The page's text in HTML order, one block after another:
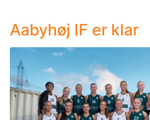
Aabyhøj IF er klar